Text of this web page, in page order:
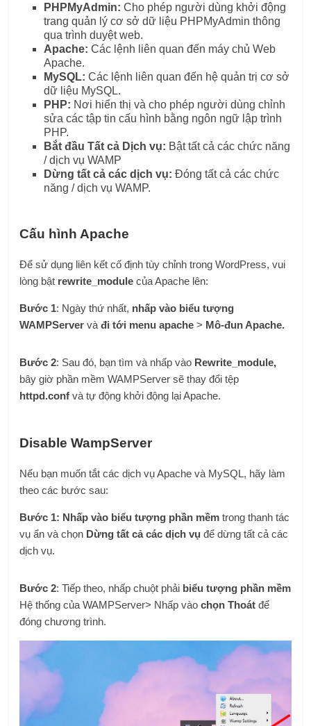
PHPMyAdmin: Cho phép người dùng khởi động
trang quản lý cơ sở dữ liệu PHPMyAdmin thông
qua trình duyệt web.
Apache: Các lệnh liên quan đến máy chủ Web
Apache.
MySQL: Các lệnh liên quan đến hệ quản trị cơ sở
dữ liệu MySQL.
PHP: Nơi hiển thị và cho phép người dùng chỉnh
sửa các tập tin cấu hình bằng ngôn ngữ lập trình
PHP.
Bắt đầu Tất cả Dịch vụ: Bật tất cả các chức năng
/ dịch vụ WAMP
Dừng tất cả các dịch vụ:Đóng tất cả các chức
năng / dịch vụ WAMP.
Cấu hình Apache
Để sử dụng liên kết cố định tùy chỉnh trong WordPress, vui
lòng bật rewrite_module của Apache lên:
Bước 1: Ngày thứ nhất, nhấp vào biểu tượng
WAMPServer vàđi tới menu apache > Mô-đun Apache.
Bước 2: Sau đó, bạn tìm và nhấp vào Rewrite_module,
bây giờ phần mềm WAMPServer sẽ thay đổi tệp
httpd.conf và tự động khởi động lại Apache.
Disable WampServer
Nếu bạn muốn tắt các dịch vụ Apache và MySQL, hãy làm
theo các bước sau:
Bước 1: Nhấp vào biểu tượng phần mềm trong thanh tác
vụ ẩn và chọn Dừng tất cả các dịch vụ để dừng tất cả các
dịch vụ.
Bước 2: Tiếp theo, nhấp chuột phải biểu tượng phần mềm
Hệ thống của WAMPServer> Nhấp vàochọn Thoát để
đóng chương trình.